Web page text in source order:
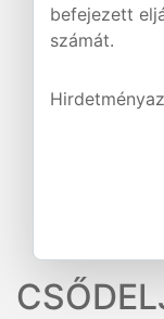
befejezett
számát.